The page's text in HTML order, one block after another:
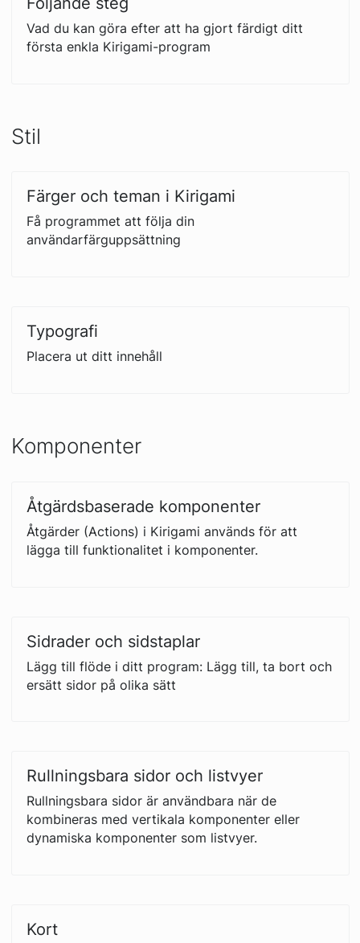
Vad du kan göra efter att ha gjort färdigt ditt
första enkla Kirigami-program
Stil
Färger och teman i Kirigami
Få programmet att följa din
användarfärguppsättning
Typografi
Placera ut ditt innehåll
Komponenter
Åtgärdsbaserade komponenter
Åtgärder (Actions) i Kirigami används för att
lägga till funktionalitet i komponenter.
Sidrader och sidstaplar
Lägg till flöde i ditt program: Lägg till, ta bort och
ersätt sidor på olika sätt
Rullningsbara sidor och listvyer
Rullningsbara sidor är användbara när de
kombineras med vertikala komponenter eller
dynamiska komponenter som listvyer.
Kort